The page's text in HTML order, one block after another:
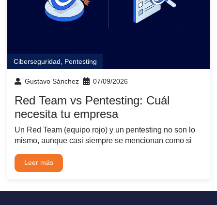
Ciberseguridad Pentesting
Gustavo Sánchez 07/09/2026
Red Team vs Pentesting: Cuál
necesita tu empresa
Un Red Team (equipo rojo) y un pentesting no son lo
mismo, aunque casi siempre se mencionan como si
Leer más